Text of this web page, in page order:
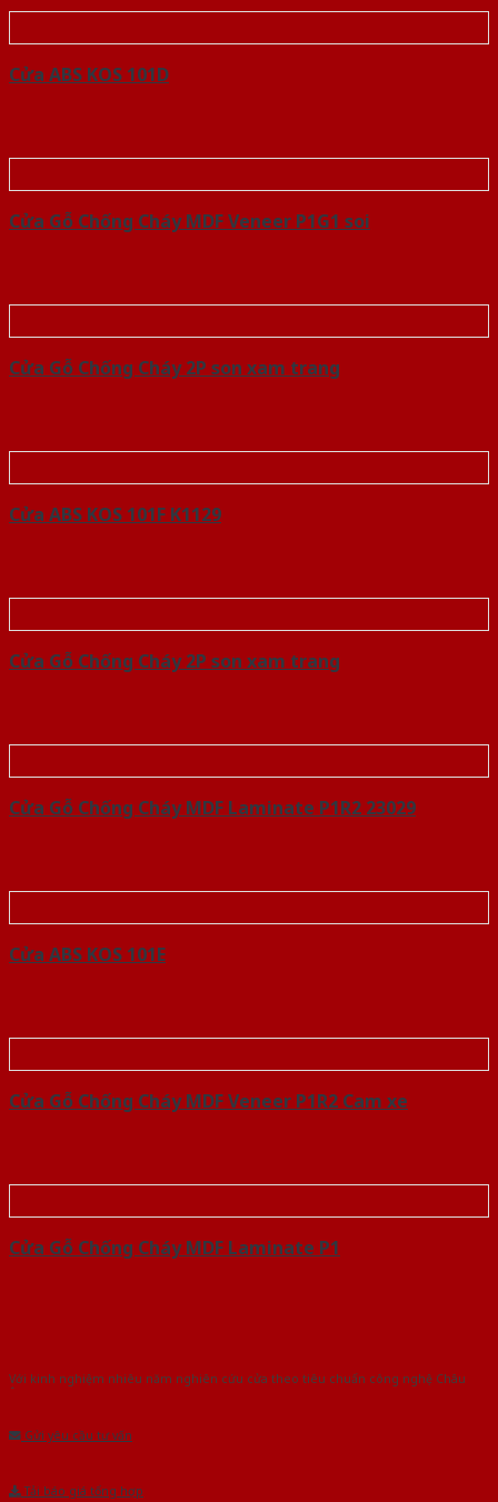
Cửa ABS KOS 101D
Cửa Gỗ Chống Cháy MDF Veneer P1G1 soi
Cửa Gỗ Chống Cháy 2P son xam trang
Cửa ABS KOS 101F K1129
Cửa Gỗ Chống Cháy 2P son xam trang
Cửa Gỗ Chống Cháy MDF Laminate P1R2 23029
Cửa ABS KOS 101E
Cửa Gỗ Chống Cháy MDF Veneer P1R2 Cam xe
Cửa Gỗ Chống Cháy MDF Laminate P1
Với kinh nghiệm nhiêu năm nghiên cứu cửa theo tiêu chuẩn công nghệ Châu
Âu.Chúng tôi tự tin là nhà sản xuất & cung cấp hàng đầu tại Việt Nam!
Gửi yêu cầu tư vấn
Tải báo giá tổng hợp